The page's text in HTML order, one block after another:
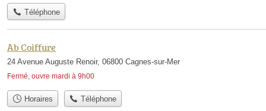
Téléphone
Ab Coiffure
24 Avenue Auguste Renoir, 06800 Cagnes-sur-Mer
Fermé, ouvre mardi à 9h00
Horaires Téléphone